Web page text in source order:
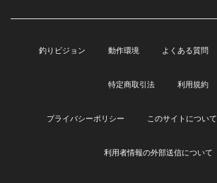
釣りビジョン 動作環境 よくある質問
特定商取引法 利用規約
プライバシーポリシー このサイトについて
利用者情報の外部送信について